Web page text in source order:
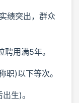
绩突出，群众
用满5年。
职)以下等次。
生)。